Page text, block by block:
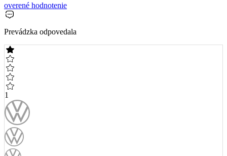
overené hodnotenie
Prevádzka odpovedala
1